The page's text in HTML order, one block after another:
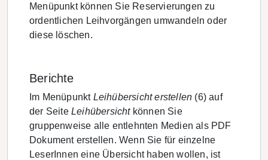
Menüpunkt können Sie Reservierungen zu
ordentlichen Leihvorgängen umwandeln oder
diese löschen.
Berichte
Im Menüpunkt Leihübersicht erstellen (6) auf
der Seite Leihübersichtkönnen Sie
gruppenweise alle entlehnten Medien als PDF
Dokument erstellen. Wenn Sie für einzelne
LeserInnen eine Übersicht haben wollen, ist